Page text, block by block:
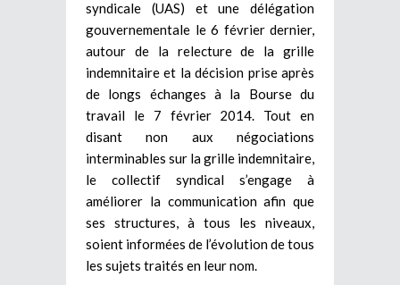
syndicale (UAS) et une délégation
gouvernementale le 6 février dernier,
autour de la relecture de la grille
indemnitaire et la décision prise après
de longs échanges à la Bourse du
travail le 7 février 2014. Tout en
disant non aux négociations
interminables sur la grille indemnitaire,
le collectif syndical s’engage à
améliorer la communication afin que
ses structures, à tous les niveaux,
soient informées de l’évolution de tous
les sujets traités en leur nom.